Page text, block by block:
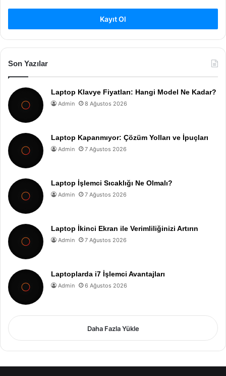
Kayıt Ol
Son Yazılar
Laptop Klavye Fiyatları: Hangi Model Ne Kadar?
Admin 8 Ağustos 2026
Laptop Kapanmıyor: Çözüm Yolları ve İpuçları
Admin 7 Ağustos 2026
Laptop İşlemci Sıcaklığı Ne Olmalı?
Admin 7 Ağustos 2026
Laptop İkinci Ekran ile Verimliliğinizi Artırın
Admin 7 Ağustos 2026
Laptoplarda i7 İşlemci Avantajları
Admin 6 Ağustos 2026
Daha Fazla Yükle